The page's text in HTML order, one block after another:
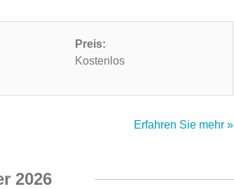
Preis:
Kostenlos
Erfahren Sie mehr »
2026